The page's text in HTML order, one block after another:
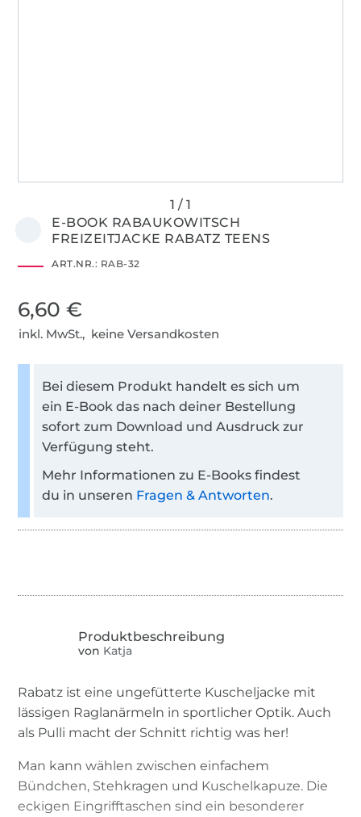
E-BOOK RABAUKOWITSCH
FREIZEITJACKE RABATZ TEENS
ART.NR.: RAB-32
6,60 €
inkl. MwSt., keine Versandkosten
Bei diesem Produkt handelt es sich um
ein E-Book das nach deiner Bestellung
sofort zum Download und Ausdruck zur
Verfügung steht.
Mehr Informationen zu E-Books findest
du in unseren Fragen & Antworten.
von Katja
Rabatz ist eine ungefütterte Kuscheljacke mit
lässigen Raglanärmeln in sportlicher Optik. Auch
als Pulli macht der Schnitt richtig was her!
Man kann wählen zwischen einfachem
Bündchen, Stehkragen und Kuschelkapuze. Die
eckigen Eingrifftaschen sind ein besonderer